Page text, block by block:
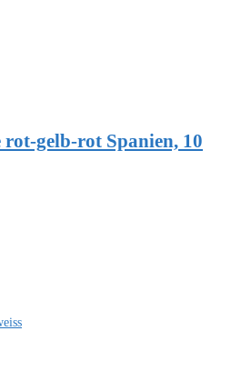
rot-gelb-rot Spanien, 10